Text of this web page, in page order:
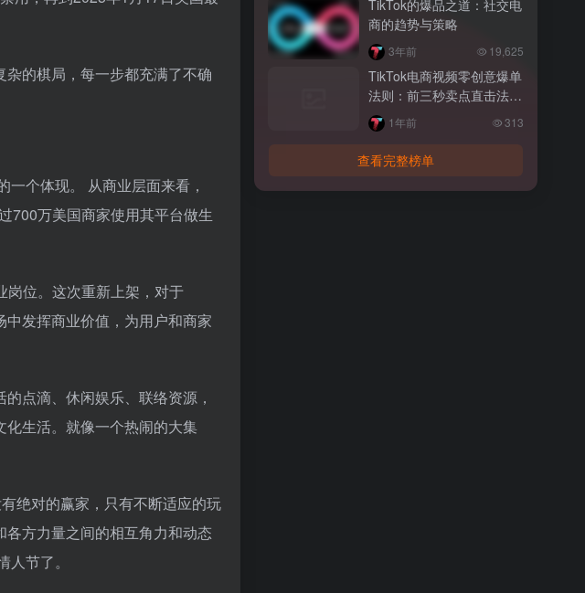
的棋局，每一步都充满了不确
个体现。 从商业层面来看，
700万美国商家使用其平台做生
岗位。这次重新上架，对于
发挥商业价值，为用户和商家
点滴、休闲娱乐、联络资源，
生活。就像一个热闹的大集
绝对的赢家，只有不断适应的玩
方力量之间的相互角力和动态
节了。
TikTok的爆品之道：社交电
商的趋势与策略
3年前 19,625
TikTok电商视频零创意爆单
法则：前三秒卖点直击法
（附调研实操）
1年前 313
查看完整榜单